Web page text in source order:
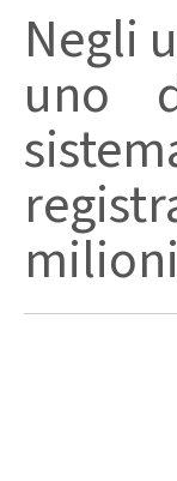
Negli
uno